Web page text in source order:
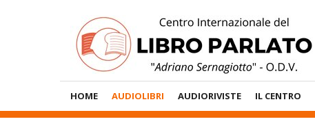
Menù
Principale
HOME AUDIOLIBRI AUDIORIVISTE IL CENTRO